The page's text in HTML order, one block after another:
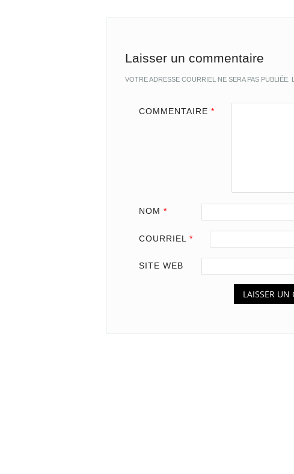
Laisser un commentaire
VOTRE ADRESSE COURRIEL NE SERA PAS PUBLIÉE.
COMMENTAIRE *
NOM *
COURRIEL *
SITE WEB